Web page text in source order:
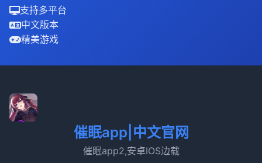
支持多平台
中文版本
精美游戏
催眠app|中文官网
催眠app2,安卓IOS边载